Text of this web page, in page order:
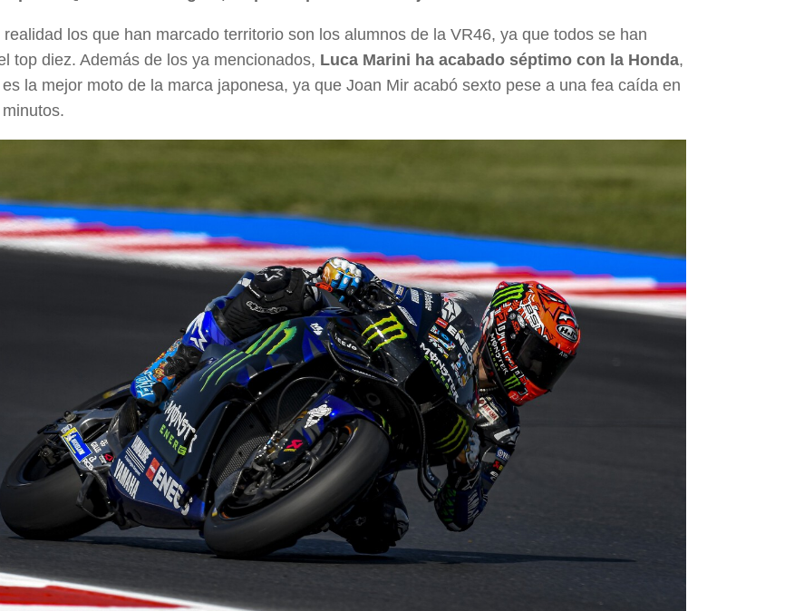
los que han marcado territorio son los alumnos de la VR46, ya que todos se han
top diez. Además de los ya mencionados, Luca Marini ha acabado séptimo con la Honda,
la mejor moto de la marca japonesa, ya que Joan Mir acabó sexto pese a una fea caída en